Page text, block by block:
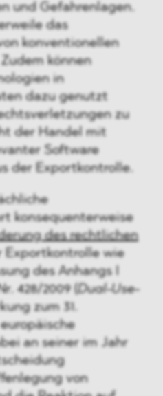
und Gefahrenlagen.
das
konventionellen
können
in
dazu genutzt
zu
der Handel mit
Software
der Exportkontrolle.
konsequenterweise
des rechtlichen
wie
des Anhangs I
428/2009 (
Dual-Use-
zum 31.
an seiner im Jahr
von